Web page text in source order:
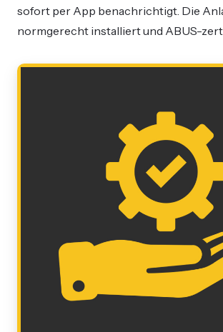
sofort per App benachrichtigt. Die
normgerecht installiert und ABUS-